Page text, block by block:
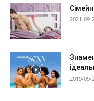
2021-09-
2019-09-